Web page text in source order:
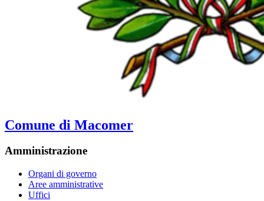
Comune di Macomer
Amministrazione
Organi di governo
Aree amministrative
Uffici